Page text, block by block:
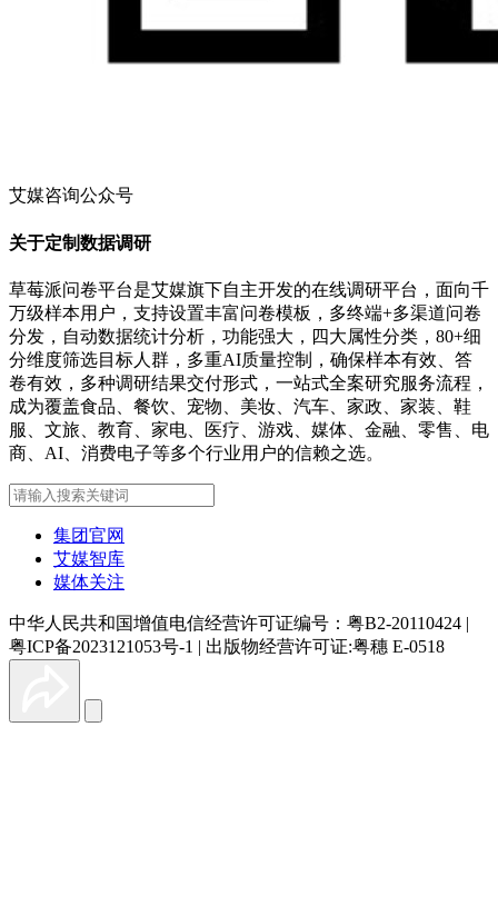
艾媒咨询公众号
关于定制数据调研
草莓派问卷平台是艾媒旗下自主开发的在线调研平台，面向千
万级样本用户，支持设置丰富问卷模板，多终端+多渠道问卷
分发，自动数据统计分析，功能强大，四大属性分类，80+细
分维度筛选目标人群，多重AI质量控制，确保样本有效、答
卷有效，多种调研结果交付形式，一站式全案研究服务流程，
成为覆盖食品、餐饮、宠物、美妆、汽车、家政、家装、鞋
服、文旅、教育、家电、医疗、游戏、媒体、金融、零售、电
商、AI、消费电子等多个行业用户的信赖之选。
集团官网
艾媒智库
媒体关注
中华人民共和国增值电信经营许可证编号：粤B2-20110424 |
粤ICP备2023121053号-1 | 出版物经营许可证:粤穗 E-0518